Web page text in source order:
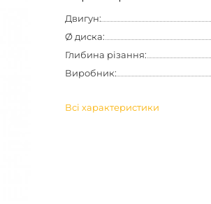
Двигун:
Ø диска:
Глибина різання:
Виробник:
Всі характеристики